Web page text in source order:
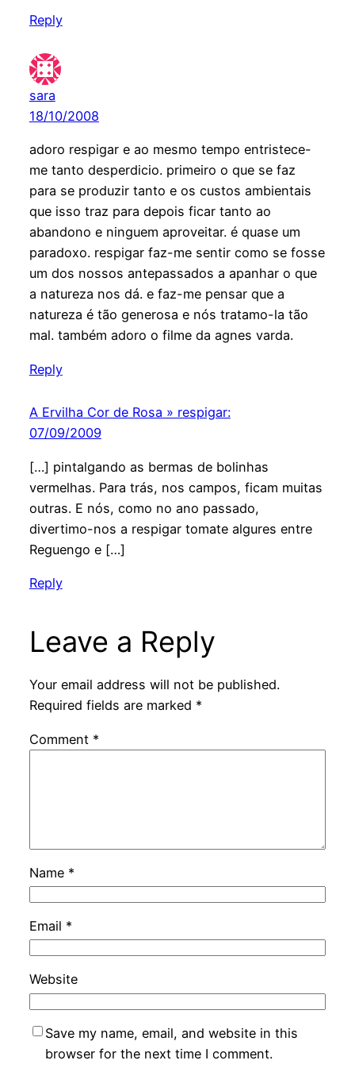
Reply
sara
18/10/2008
adoro respigar e ao mesmo tempo entristece-
me tanto desperdicio. primeiro o que se faz
para se produzir tanto e os custos ambientais
que isso traz para depois ficar tanto ao
abandono e ninguem aproveitar. é quase um
paradoxo. respigar faz-me sentir como se fosse
um dos nossos antepassados a apanhar o que
a natureza nos dá. e faz-me pensar que a
natureza é tão generosa e nós tratamo-la tão
mal. também adoro o filme da agnes varda.
Reply
A Ervilha Cor de Rosa » respigar:
07/09/2009
[…] pintalgando as bermas de bolinhas
vermelhas. Para trás, nos campos, ficam muitas
outras. E nós, como no ano passado,
divertimo-nos a respigar tomate algures entre
Reguengo e […]
Reply
Leave a Reply
Your email address will not be published.
Required fields are marked *
Comment *
Name *
Email *
Website
Save my name, email, and website in this
browser for the next time I comment.